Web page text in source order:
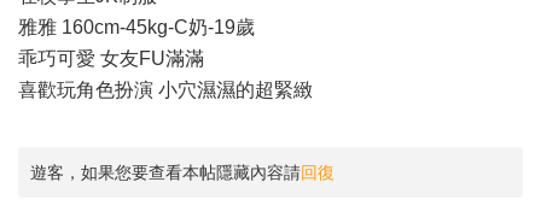
雅雅 160cm-45kg-C奶-19歲
乖巧可愛 女友FU滿滿
喜歡玩角色扮演 小穴濕濕的超緊緻
遊客，如果您要查看本帖隱藏內容請回復